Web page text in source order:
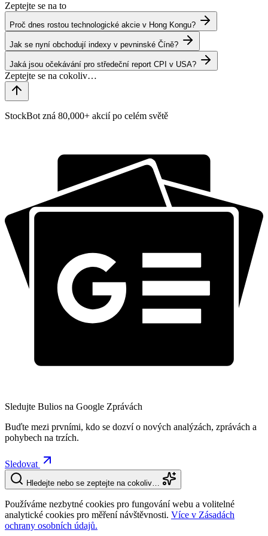
Zeptejte se na to
Proč dnes rostou technologické akcie v Hong Kongu?
Jak se nyní obchodují indexy v pevninské Číně?
Jaká jsou očekávání pro středeční report CPI v USA?
StockBot zná 80,000+ akcií po celém světě
Sledujte Bulios na Google Zprávách
Buďte mezi prvními, kdo se dozví o nových analýzách, zprávách a
pohybech na trzích.
Sledovat
Hledejte nebo se zeptejte na cokoliv…
Používáme nezbytné cookies pro fungování webu a volitelné
analytické cookies pro měření návštěvnosti. Více v Zásadách
ochrany osobních údajů.